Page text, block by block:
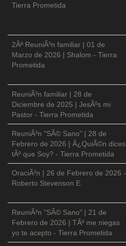
Tierra Prometida
2Âª ReuniÃ³n familiar | 01 de
Marzo de 2026 | Shalom - Tierra
Prometida
ReuniÃ³n familiar | 28 de
Diciembre de 2025 | JesÃºs mi
Pastor - Tierra Prometida
ReuniÃ³n "SÃ© Sano" | 28 de
Febrero de 2026 | Â¿QuiÃ©n dices
tÃº que Soy? - Tierra Prometida
OraciÃ³n | 26 de Febrero de 2026 -
Roberto Stevenson E.
ReuniÃ³n "SÃ© Sano" | 21 de
Febrero de 2026 | TÃº me niegas
yo te acepto - Tierra Prometida